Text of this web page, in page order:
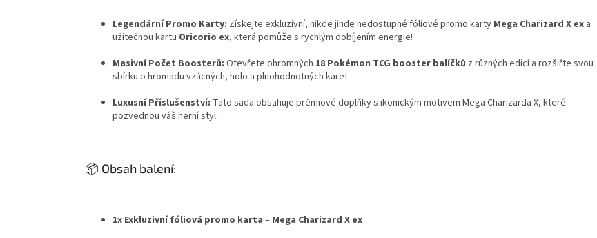
Legendární Promo Karty: Získejte exkluzivní, nikde jinde nedostupné fóliové promo karty Mega Charizard X ex a
užitečnou kartu Oricorio ex, která pomůže s rychlým dobíjením energie!
Masivní Počet Boosterů: Otevřete ohromných 18 Pokémon TCG booster balíčků z různých edicí a rozšiřte svou
sbírku o hromadu vzácných, holo a plnohodnotných karet.
Luxusní Příslušenství: Tato sada obsahuje prémiové doplňky s ikonickým motivem Mega Charizarda X, které
pozvednou váš herní styl.
📦 Obsah balení:
1x Exkluzivní fóliová promo karta – Mega Charizard X ex